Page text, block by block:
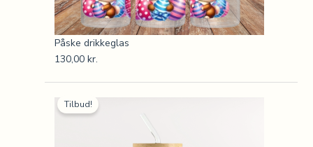
Påske drikkeglas
130,00 kr.
Tilbud!